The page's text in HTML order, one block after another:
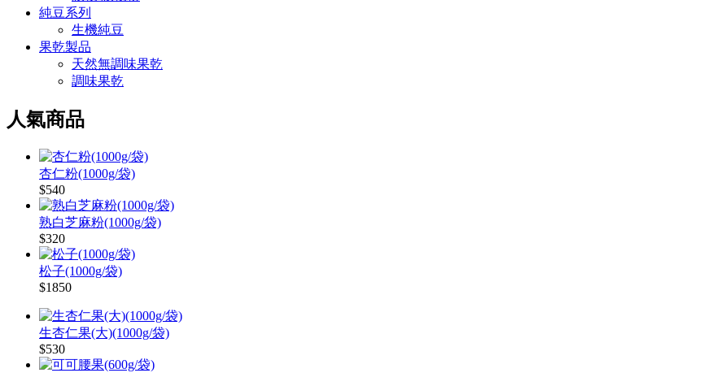
純豆系列
生機純豆
果乾製品
天然無調味果乾
調味果乾
人氣商品
杏仁粉(1000g/袋)
$540
熟白芝麻粉(1000g/袋)
$320
松子(1000g/袋)
$1850
生杏仁果(大)(1000g/袋)
$530